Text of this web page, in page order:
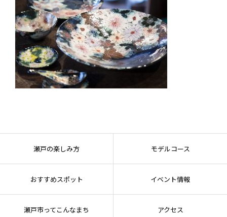
瀬戸の楽しみ方 モデルコース
おすすめスポット イベント情報
瀬戸市ってこんなまち アクセス